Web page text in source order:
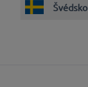
Švédsko